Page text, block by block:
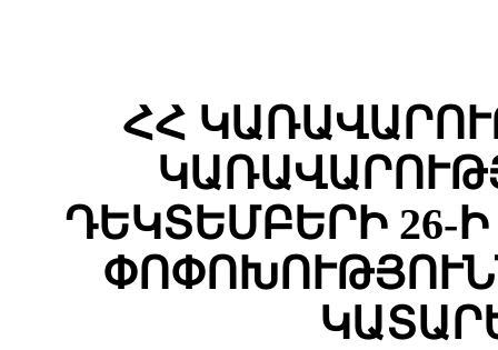
ՀՀ
ԴԵԿՏԵՄԲԵՐԻ 26-Ի